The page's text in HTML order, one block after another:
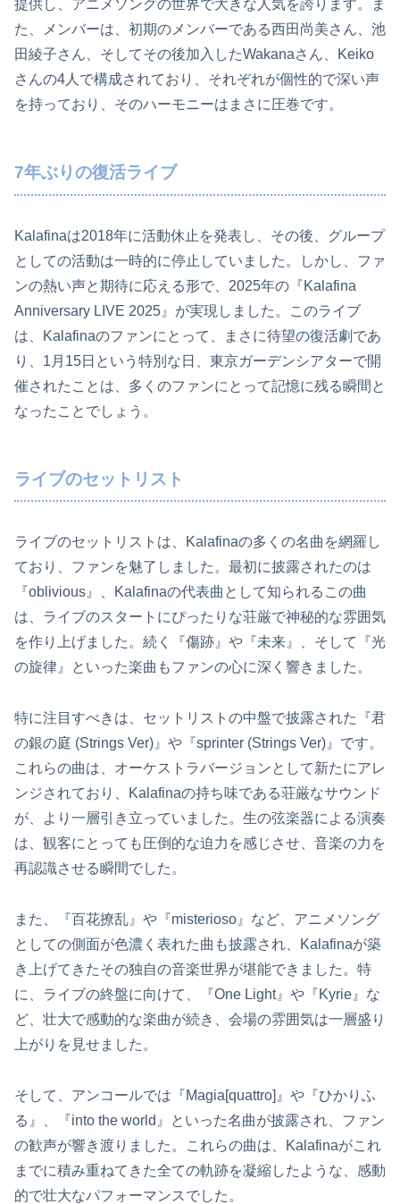
提供し、アニメソングの世界で大きな人気を誇ります。ま
た、メンバーは、初期のメンバーである西田尚美さん、池
田綾子さん、そしてその後加入したWakanaさん、Keiko
さんの4人で構成されており、それぞれが個性的で深い声
を持っており、そのハーモニーはまさに圧巻です。
7年ぶりの復活ライブ
Kalafinaは2018年に活動休止を発表し、その後、グループ
としての活動は一時的に停止していました。しかし、ファ
ンの熱い声と期待に応える形で、2025年の『Kalafina
Anniversary LIVE 2025』が実現しました。このライブ
は、Kalafinaのファンにとって、まさに待望の復活劇であ
り、1月15日という特別な日、東京ガーデンシアターで開
催されたことは、多くのファンにとって記憶に残る瞬間と
なったことでしょう。
ライブのセットリスト
ライブのセットリストは、Kalafinaの多くの名曲を網羅し
ており、ファンを魅了しました。最初に披露されたのは
『oblivious』、Kalafinaの代表曲として知られるこの曲
は、ライブのスタートにぴったりな荘厳で神秘的な雰囲気
を作り上げました。続く『傷跡』や『未来』、そして『光
の旋律』といった楽曲もファンの心に深く響きました。
特に注目すべきは、セットリストの中盤で披露された『君
の銀の庭 (Strings Ver)』や『sprinter (Strings Ver)』です。
これらの曲は、オーケストラバージョンとして新たにアレ
ンジされており、Kalafinaの持ち味である荘厳なサウンド
が、より一層引き立っていました。生の弦楽器による演奏
は、観客にとっても圧倒的な迫力を感じさせ、音楽の力を
再認識させる瞬間でした。
また、『百花撩乱』や『misterioso』など、アニメソング
としての側面が色濃く表れた曲も披露され、Kalafinaが築
き上げてきたその独自の音楽世界が堪能できました。特
に、ライブの終盤に向けて、『One Light』や『Kyrie』な
ど、壮大で感動的な楽曲が続き、会場の雰囲気は一層盛り
上がりを見せました。
そして、アンコールでは『Magia[quattro]』や『ひかりふ
る』、『into the world』といった名曲が披露され、ファン
の歓声が響き渡りました。これらの曲は、Kalafinaがこれ
までに積み重ねてきた全ての軌跡を凝縮したような、感動
的で壮大なパフォーマンスでした。